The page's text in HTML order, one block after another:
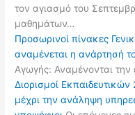
τον αγιασμό του
μαθημάτων…
Προσωρινοί πίνακες
αναμένεται η ανάρτησή
Αγωγής: Αναμένονται
Διορισμοί
μέχρι την ανάληψη